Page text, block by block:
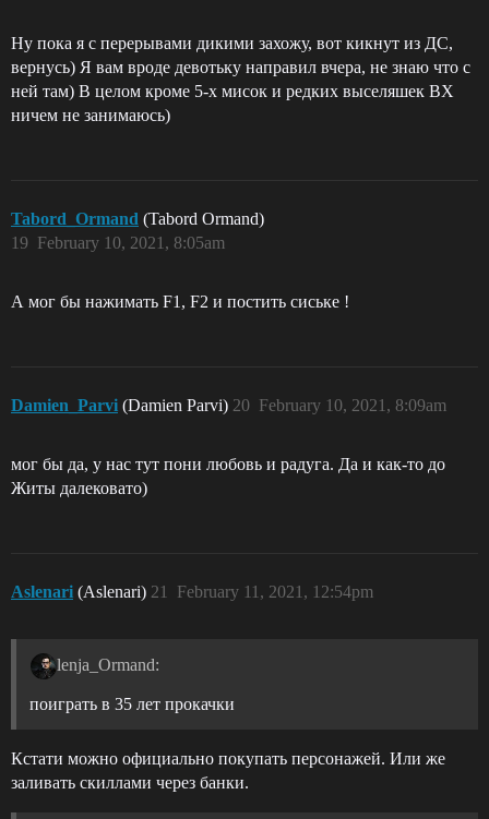
Ну пока я с перерывами дикими захожу, вот кикнут из ДС,
вернусь) Я вам вроде девотьку направил вчера, не знаю что с
ней там) В целом кроме 5-х мисок и редких выселяшек ВХ
ничем не занимаюсь)
Tabord_Ormand (Tabord Ormand)
February 10, 2021, 8:05am
19
А мог бы нажимать F1, F2 и постить сиське !
Damien_Parvi (Damien Parvi) February 10, 2021, 8:09am
20
мог бы да, у нас тут пони любовь и радуга. Да и как-то до
Житы далековато)
Aslenari (Aslenari) February 11, 2021, 12:54pm
21
lenja_Ormand:
поиграть в 35 лет прокачки
Кстати можно официально покупать персонажей. Или же
заливать скиллами через банки.